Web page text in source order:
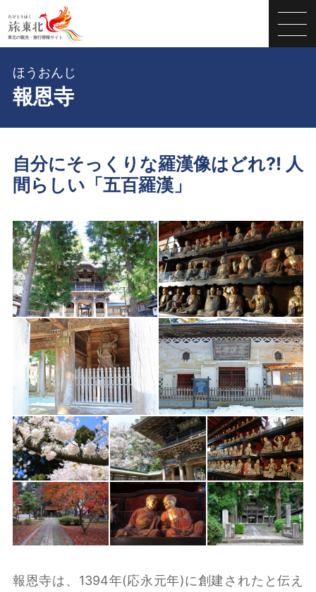
報恩寺
ほうおんじ
自分にそっくりな羅漢像はどれ?! 人
間らしい「五百羅漢」
報恩寺は、1394年(応永元年)に創建されたと伝え